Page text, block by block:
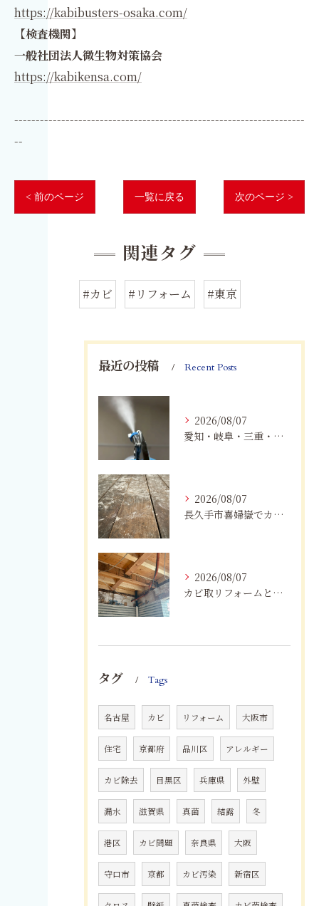
https://kabibusters-osaka.com/
【検査機関】
一般社団法人微生物対策協会
https://kabikensa.com/
--------------------------------------------------------------------
--
< 前のページ 一覧に戻る 次のページ >
関連タグ
#カビ #リフォーム #東京
最近の投稿 Recent Posts
2026/08/07
愛知・岐阜・三重・静岡でカビアレルギーにお悩みの方へ｜MIST工法®による安全なカビ対策と健康な住まいづくり
2026/08/07
長久手市喜婦嶽でカビに悩んだら｜住宅の湿気対策とプロによる解決方法
2026/08/07
カビ取リフォームと専門業者を比較！根本解決を選ぶポイント
タグ Tags
名古屋 カビ リフォーム 大阪市
住宅 京都府 品川区 アレルギー
カビ除去 目黒区 兵庫県 外壁
漏水 滋賀県 真菌 結露 冬
港区 カビ問題 奈良県 大阪
守口市 京都 カビ汚染 新宿区